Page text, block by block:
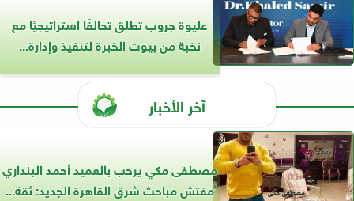
عليوة جروب تطلق تحالفًا استراتيجيًا مع
نخبة من بيوت الخبرة لتنفيذ وإدارة...
آخر الأخبار
مصطفى مكي يرحب بالعميد أحمد البنداري
مفتش مباحث شرق القاهرة الجديد: ثقة...